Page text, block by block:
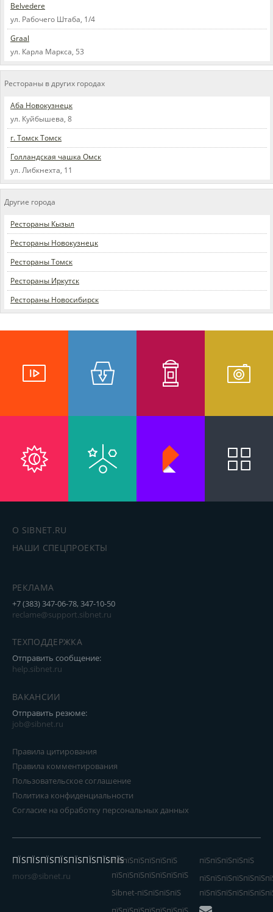
Belvedere
ул. Рабочего Штаба, 1/4
Graal
ул. Карла Маркса, 53
Рестораны в других городах
Аба Новокузнецк
ул. Куйбышева, 8
г. Томск Томск
Голландская чашка Омск
ул. Либкнехта, 11
Другие города
Рестораны Кызыл
Рестораны Новокузнецк
Рестораны Томск
Рестораны Иркутск
Рестораны Новосибирск
О SIBNET.RU
НАШИ СПЕЦПРОЕКТЫ
РЕКЛАМА
+7 (383) 347-06-78, 347-10-50
reclame@support.sibnet.ru
ТЕХПОДДЕРЖКА
Отправить сообщение:
help.sibnet.ru
ВАКАНСИИ
Отправить резюме:
job@sibnet.ru
Правила цитирования
Правила комментирования
Пользовательское соглашение
Политика конфиденциальности
Согласие на обработку персональных данных
ПЇЅПЇЅПЇЅПЇЅПЇЅПЇЅПЇЅПЇЅ
mors@sibnet.ru
пїЅпїЅпїЅпїЅпїЅпїЅ
пїЅпїЅпїЅпїЅпїЅпїЅпїЅ
Sibnet-пїЅпїЅпїЅпїЅ
пїЅпїЅпїЅпїЅпїЅ